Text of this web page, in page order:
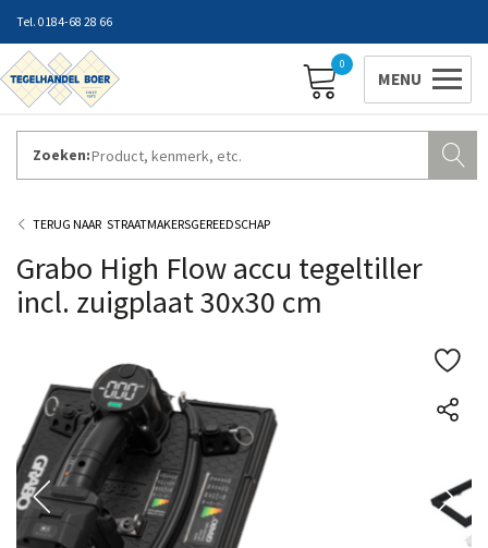
0184-68 28 66
0
Zoeken:
ZAKELIJK INLOGGEN
STRAATMAKERSGEREEDSCHAP
Grabo High Flow accu tegeltiller
incl. zuigplaat 30x30 cm